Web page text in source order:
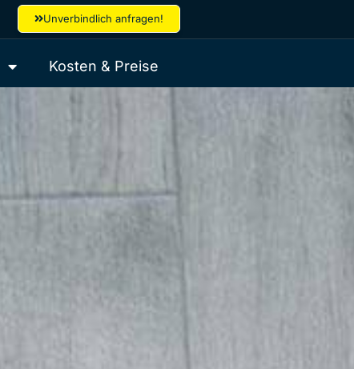
Unverbindlich anfragen!
Kosten & Preise